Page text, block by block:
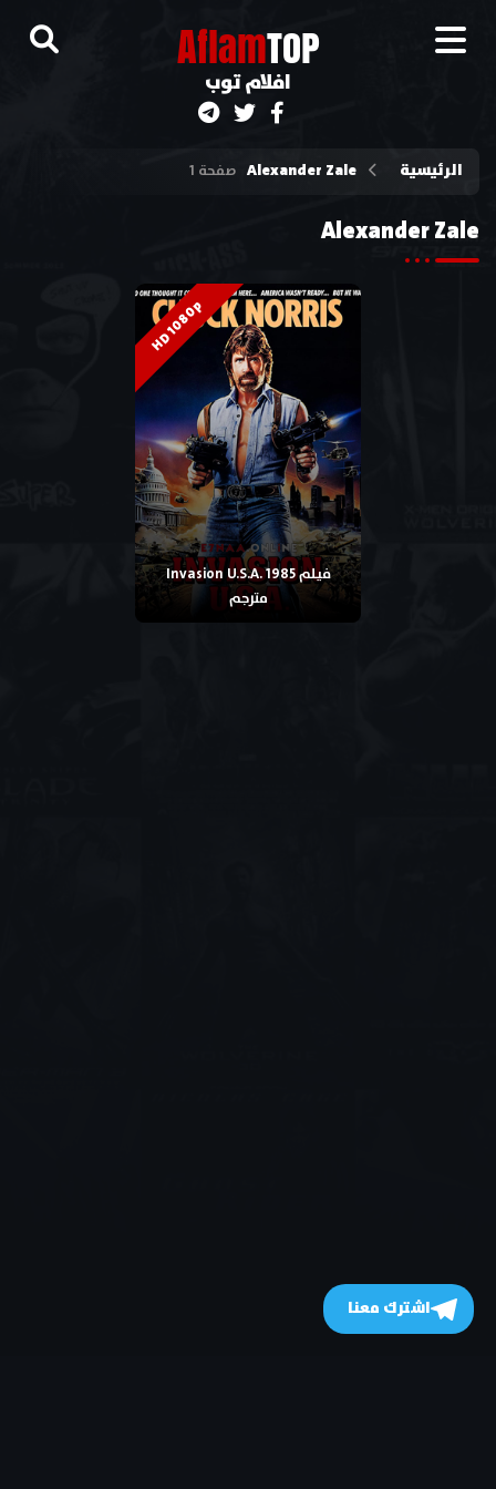
AflamTOP
افلام توب
الرئيسية Alexander Zale صفحة 1
Alexander Zale
HD 1080p
فيلم Invasion U.S.A. 1985
مترجم
اشترك معنا